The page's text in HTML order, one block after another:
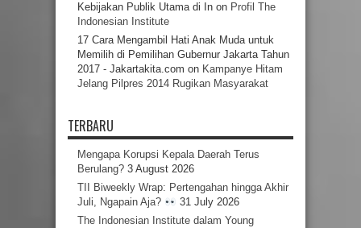
Kebijakan Publik Utama di In on Profil The
Indonesian Institute
17 Cara Mengambil Hati Anak Muda untuk
Memilih di Pemilihan Gubernur Jakarta Tahun
2017 - Jakartakita.com on Kampanye Hitam
Jelang Pilpres 2014 Rugikan Masyarakat
TERBARU
Mengapa Korupsi Kepala Daerah Terus
Berulang? 3 August 2026
TII Biweekly Wrap: Pertengahan hingga Akhir
Juli, Ngapain Aja?
31 July 2026
The Indonesian Institute dalam Young